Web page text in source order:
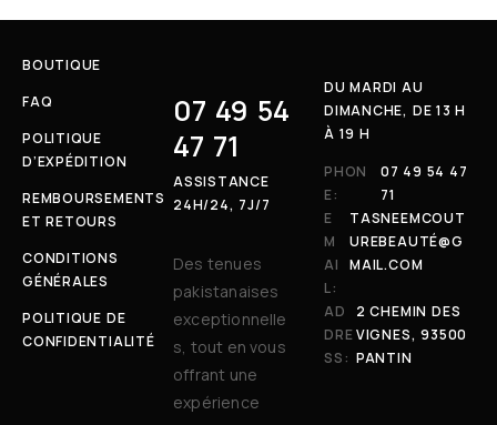
BOUTIQUE
FAQ
POLITIQUE
D’EXPÉDITION
REMBOURSEMENTS
ET RETOURS
CONDITIONS
GÉNÉRALES
POLITIQUE DE
CONFIDENTIALITÉ
07 49 54
47 71
ASSISTANCE
24H/24, 7J/7
Des tenues
pakistanaises
exceptionnelle
s, tout en vous
offrant une
expérience
DU MARDI AU
DIMANCHE, DE 13 H
À 19 H
PHON
E:
07 49 54 47
71
E
M
AI
L:
TASNEEMCOUT
UREBEAUTÉ@G
MAIL.COM
AD
DRE
SS:
2 CHEMIN DES
VIGNES, 93500
PANTIN